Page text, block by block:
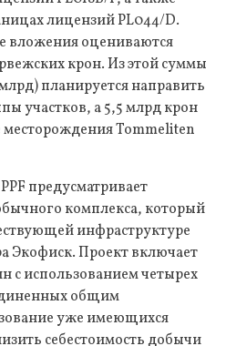
лицензий PL044/D.
вложения оцениваются
крон. Из этой суммы
планируется направить
участков, а 5,5 млрд крон
месторождения Tommeliten
предусматривает
комплекса, который
инфраструктуре
Экофиск. Проект включает
с использованием четырех
общим
уже имеющихся
себестоимость добычи